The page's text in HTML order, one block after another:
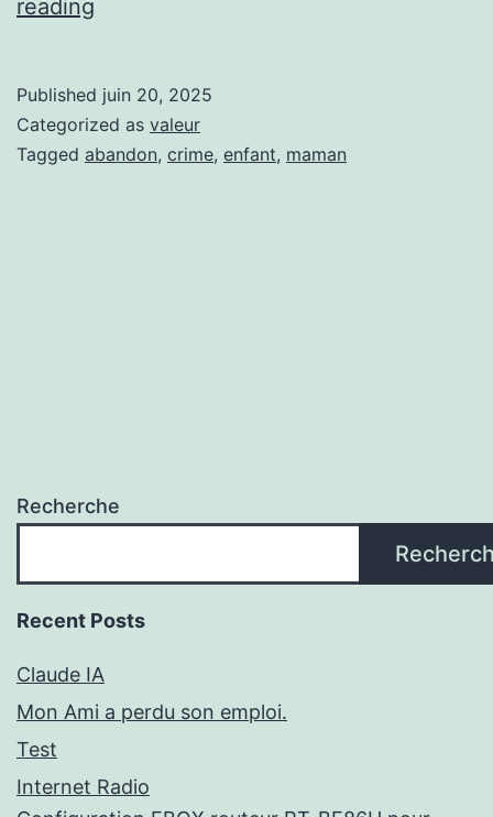
reading
3
ans
Published juin 20, 2025
Categorized as valeur
Tagged abandon, crime, enfant, maman
Recherche
Recent Posts
Claude IA
Mon Ami a perdu son emploi.
Test
Internet Radio